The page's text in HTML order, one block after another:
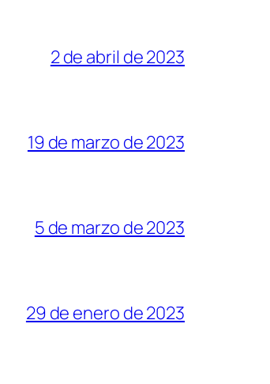
2 de abril de 2023
19 de marzo de 2023
5 de marzo de 2023
29 de enero de 2023